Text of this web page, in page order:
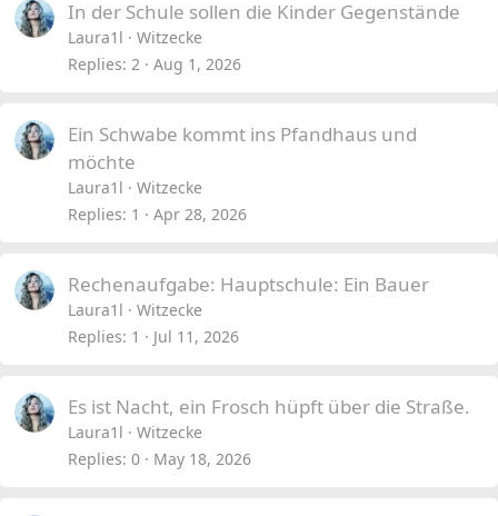
In der Schule sollen die Kinder Gegenstände
Laura1l
Witzecke
Replies 2 Aug 1, 2026
Ein Schwabe kommt ins Pfandhaus und
möchte
Laura1l
Witzecke
Replies 1 Apr 28, 2026
Rechenaufgabe: Hauptschule: Ein Bauer
Laura1l
Witzecke
Replies 1 Jul 11, 2026
Es ist Nacht, ein Frosch hüpft über die Straße.
Laura1l
Witzecke
Replies 0 May 18, 2026